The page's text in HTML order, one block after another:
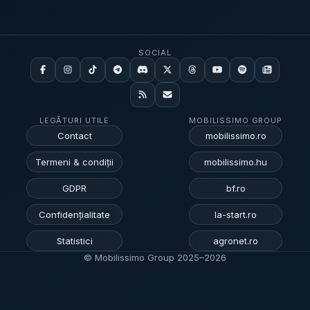
LEGĂTURI UTILE
Contact
Termeni & condiții
GDPR
Confidențialitate
Statistici
SOCIAL
MOBILISSIMO GROUP
mobilissimo.ro
mobilissimo.hu
bf.ro
la-start.ro
agronet.ro
© Mobilissimo Group 2025–2026